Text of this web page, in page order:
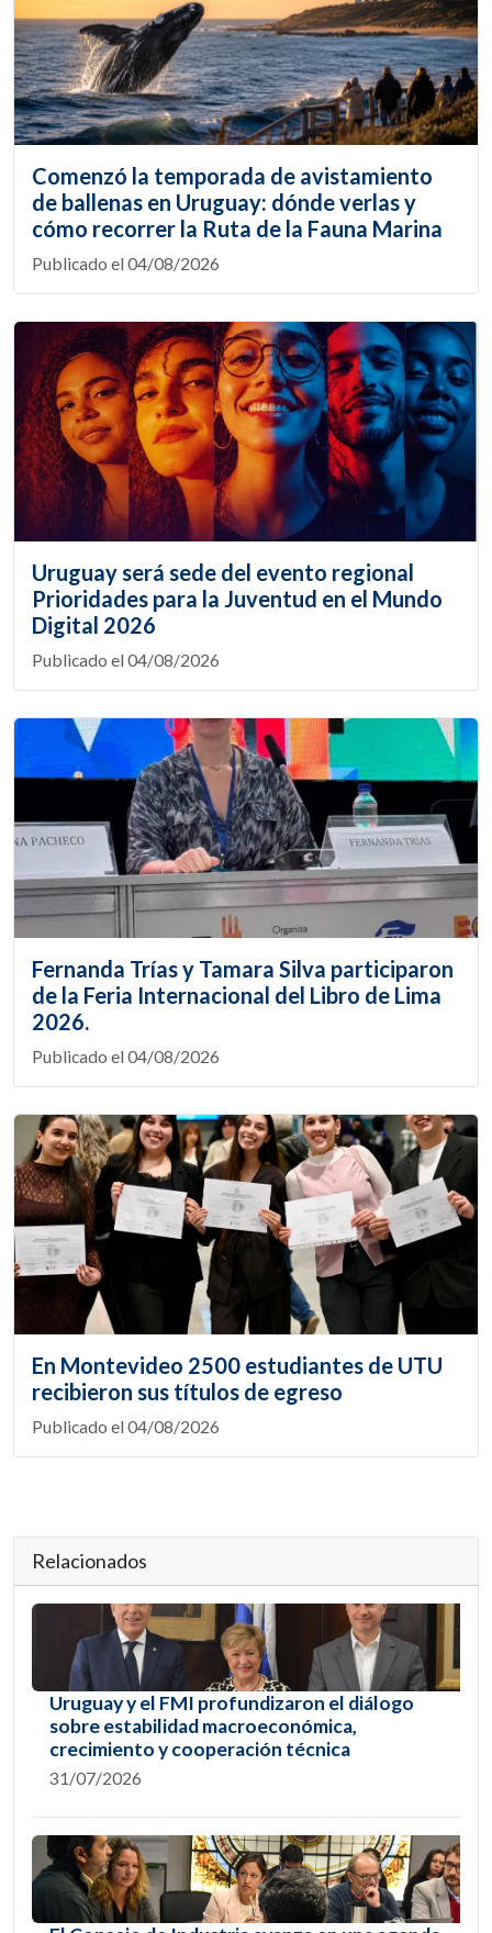
Comenzó la temporada de avistamiento
de ballenas en Uruguay: dónde verlas y
cómo recorrer la Ruta de la Fauna Marina
Publicado el 04/08/2026
Uruguay será sede del evento regional
Prioridades para la Juventud en el Mundo
Digital 2026
Publicado el 04/08/2026
Fernanda Trías y Tamara Silva participaron
de la Feria Internacional del Libro de Lima
2026.
Publicado el 04/08/2026
En Montevideo 2500 estudiantes de UTU
recibieron sus títulos de egreso
Publicado el 04/08/2026
Relacionados
Uruguay y el FMI profundizaron el diálogo
sobre estabilidad macroeconómica,
crecimiento y cooperación técnica
31/07/2026